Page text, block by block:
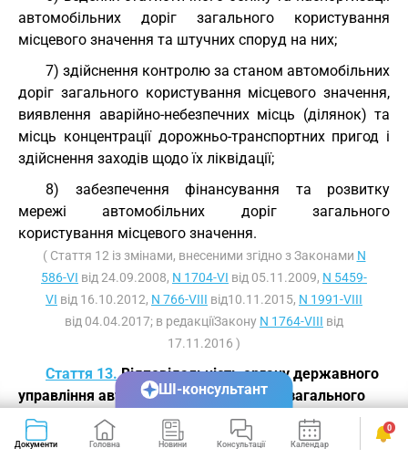
автомобільних доріг загального користування
місцевого значення та штучних споруд на них;
7) здійснення контролю за станом автомобільних
доріг загального користування місцевого значення,
виявлення аварійно-небезпечних місць (ділянок) та
місць концентрації дорожньо-транспортних пригод і
здійснення заходів щодо їх ліквідації;
8) забезпечення фінансування та розвитку
мережі автомобільних доріг загального
користування місцевого значення.
( Стаття 12 із змінами, внесеними згідно з Законами N
586-VI від 24.09.2008, N 1704-VI від 05.11.2009, N 5459-
VI від 16.10.2012, N 766-VIII від10.11.2015, N 1991-VIII
від 04.04.2017; в редакціїЗакону N 1764-VIII від
17.11.2016 )
Стаття 13.Відповідальність органу державного
управління автомобільними дорогами загального
користування
Орган державного управління автомобільними
Документи Головна Новини Консультації Календар Сервіси
0
ШІ-консультант